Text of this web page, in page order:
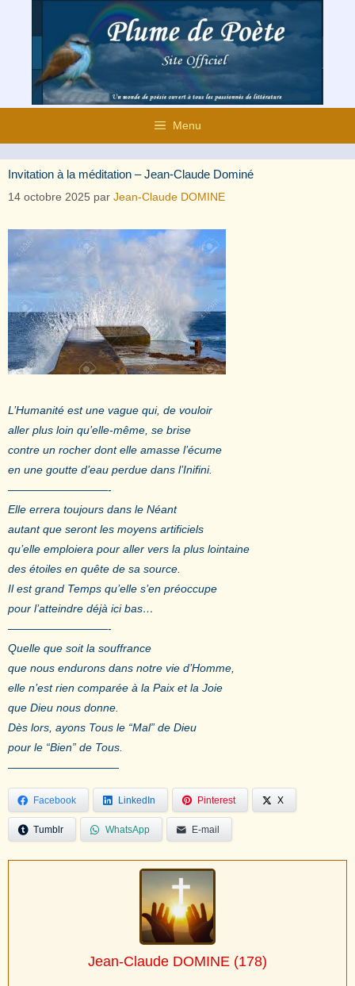
contenu
Menu
Invitation à la méditation – Jean-Claude Dominé
14 octobre 2025 par Jean-Claude DOMINE
L’Humanité est une vague qui, de vouloir
aller plus loin qu’elle-même, se brise
contre un rocher dont elle amasse l’écume
en une goutte d’eau perdue dans l’Inifini.
—————————-
Elle errera toujours dans le Néant
autant que seront les moyens artificiels
qu’elle emploiera pour aller vers la plus lointaine
des étoiles en quête de sa source.
Il est grand Temps qu’elle s’en préoccupe
pour l’atteindre déjà ici bas…
—————————-
Quelle que soit la souffrance
que nous endurons dans notre vie d’Homme,
elle n’est rien comparée à la Paix et la Joie
que Dieu nous donne.
Dès lors, ayons Tous le “Mal” de Dieu
pour le “Bien” de Tous.
——————————
Facebook LinkedIn Pinterest X
Tumblr WhatsApp E-mail
Jean-Claude DOMINE (178)